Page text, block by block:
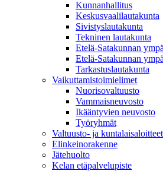
Kunnanhallitus
Keskusvaalilautakunta
Sivistyslautakunta
Tekninen lautakunta
Etelä-Satakunnan
Etelä-Satakunnan
Tarkastuslautakunta
Vaikuttamistoimielimet
Nuorisovaltuusto
Vammaisneuvosto
Ikääntyvien neuvosto
Työryhmät
Valtuusto- ja kuntalaisaloitteet
Elinkeinorakenne
Jätehuolto
Kelan etäpalvelupiste